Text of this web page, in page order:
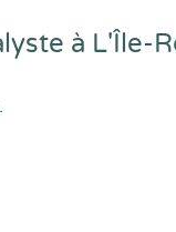
à L'Île-